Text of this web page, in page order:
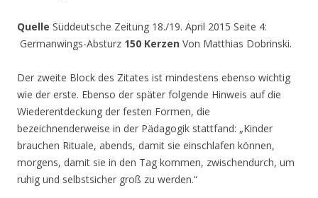
Quelle Süddeutsche Zeitung 18./19. April 2015 Seite 4:
Germanwings-Absturz 150 Kerzen Von Matthias Dobrinski.
Der zweite Block des Zitates ist mindestens ebenso wichtig
wie der erste. Ebenso der später folgende Hinweis auf die
Wiederentdeckung der festen Formen, die
bezeichnenderweise in der Pädagogik stattfand: „Kinder
brauchen Rituale, abends, damit sie einschlafen können,
morgens, damit sie in den Tag kommen, zwischendurch, um
ruhig und selbstsicher groß zu werden.“